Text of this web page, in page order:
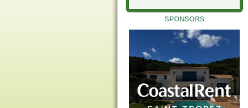
SPONSORS